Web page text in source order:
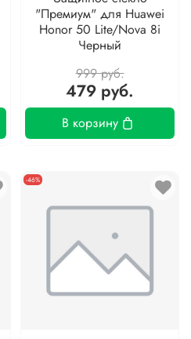
"Премиум" для Huawei
Honor 50 Lite/Nova 8i
Черный
999 руб.
479 руб.
В корзину
-46%